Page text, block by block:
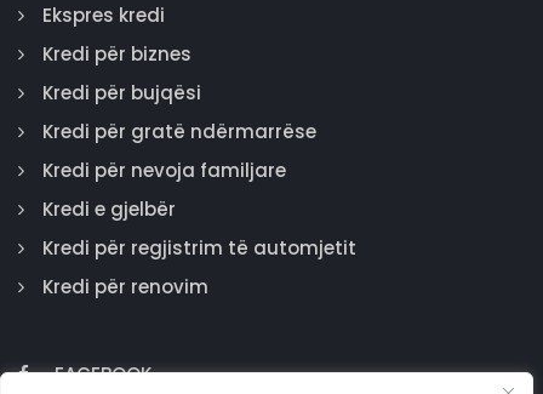
Ekspres kredi
Kredi për biznes
Kredi për bujqësi
Kredi për gratë ndërmarrëse
Kredi për nevoja familjare
Kredi e gjelbër
Kredi për regjistrim të automjetit
Kredi për renovim
FACEBOOK